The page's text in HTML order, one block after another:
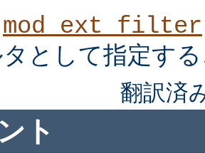
mod_ext_filter
として指定す
翻訳済
ト